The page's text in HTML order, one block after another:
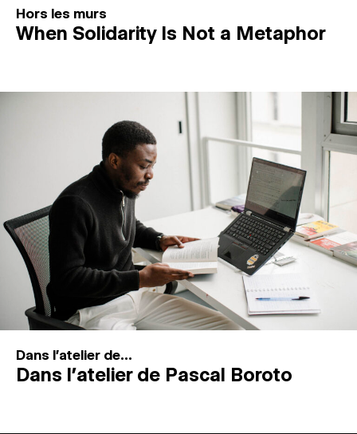
Hors les murs
When Solidarity Is Not a Metaphor
Dans l'atelier de...
Dans l’atelier de Pascal Boroto